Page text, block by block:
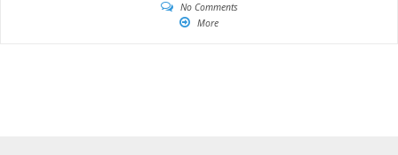
No Comments
More